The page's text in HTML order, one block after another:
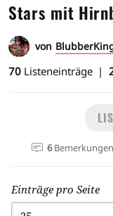
Stars mit
von
70 Listeneinträge
6 Bemerkungen
Einträge pro Seite